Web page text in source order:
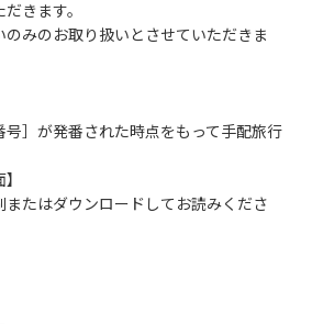
では、食事中以外はマスクの着用をお
イレをご利用ください。
イレの使用は禁止とさせていただき
きます。
のみのお取り扱いとさせていただきま
］が発番された時点をもって手配旅行
たはダウンロードしてお読みくださ